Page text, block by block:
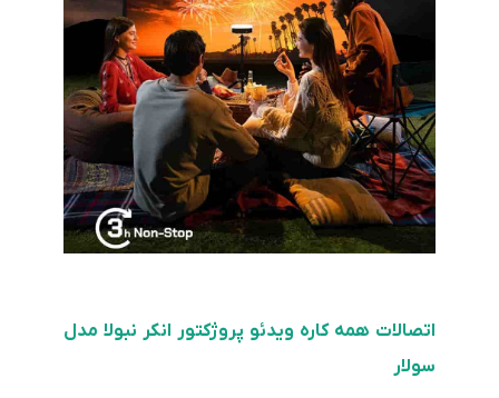
اتصالات همه کاره ویدئو پروژکتور انکر نبولا مدل
سولار